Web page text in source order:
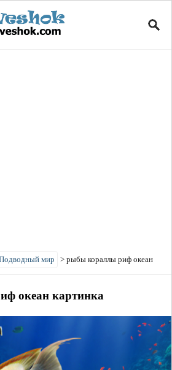
мир > рыбы кораллы риф океан
океан картинка